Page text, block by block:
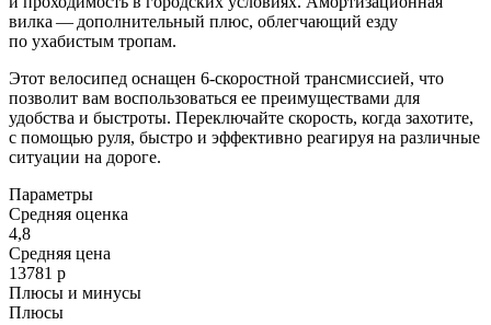
вилка — дополнительный плюс, облегчающий езду
по ухабистым тропам.
Этот велосипед оснащен 6-скоростной трансмиссией, что
позволит вам воспользоваться ее преимуществами для
удобства и быстроты. Переключайте скорость, когда захотите,
с помощью руля, быстро и эффективно реагируя на различные
ситуации на дороге.
Параметры
Средняя оценка
4,8
Средняя цена
13781 р
Плюсы и минусы
Плюсы